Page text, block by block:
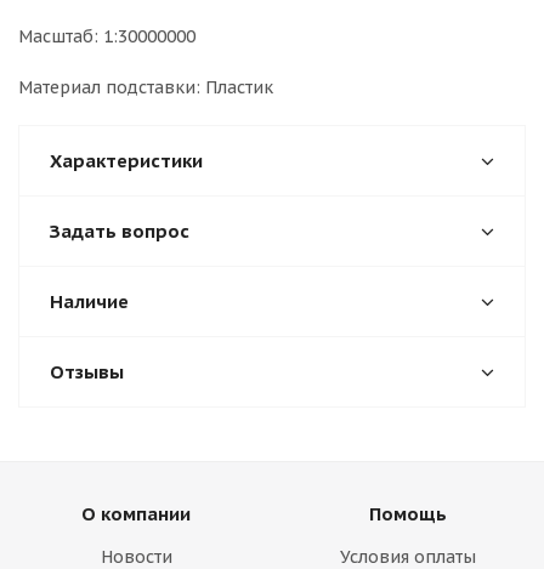
Масштаб: 1:30000000
Материал подставки: Пластик
Характеристики
Задать вопрос
Наличие
Отзывы
О компании
Новости
Помощь
Условия оплаты